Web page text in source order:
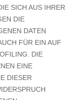
SICH AUS IHRER
DIE
DATEN
FÜR EIN AUF
DIE
EINE
DIESER